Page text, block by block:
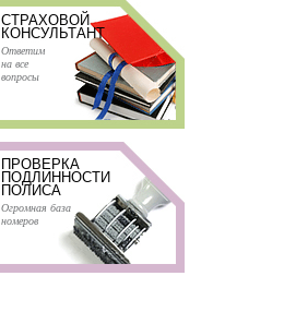
СТРАХОВОЙ
КОНСУЛЬТАНТ
Ответим
на все
вопросы
ПРОВЕРКА
ПОДЛИННОСТИ
ПОЛИСА
Огромная база
номеров